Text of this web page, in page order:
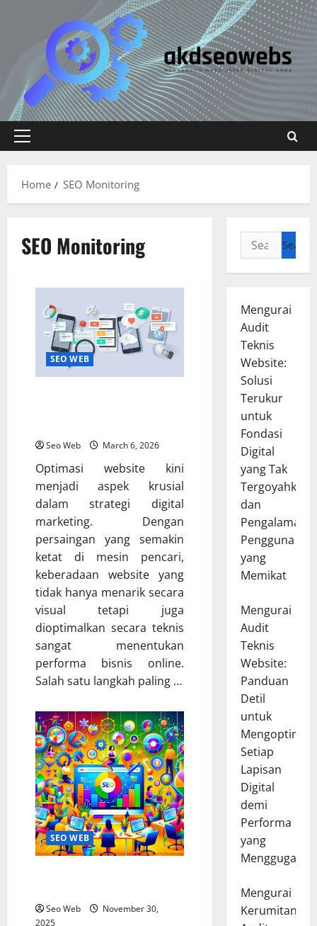
Primary
Home
SEO Monitoring
SEO Monitoring
SEO WEB
Seo Web March 6, 2026
Optimasi website kini
menjadi aspek krusial
dalam strategi digital
marketing. Dengan
persaingan yang semakin
ketat di mesin pencari,
keberadaan website yang
tidak hanya menarik secara
visual tetapi juga
dioptimalkan secara teknis
sangat menentukan
performa bisnis online.
Salah satu langkah paling …
SEO WEB
Seo Web
November 30,
2025
Search
for:
Mengurai
Audit
Teknis
Website:
Solusi
Terukur
untuk
Fondasi
Digital
yang Tak
Tergoyahkan
dan
Pengalaman
Pengguna
yang
Memikat
Mengurai
Audit
Teknis
Website:
Panduan
Detil
untuk
Setiap
Lapisan
Digital
demi
Performa
yang
Menggugah
Mengurai
Kerumitan